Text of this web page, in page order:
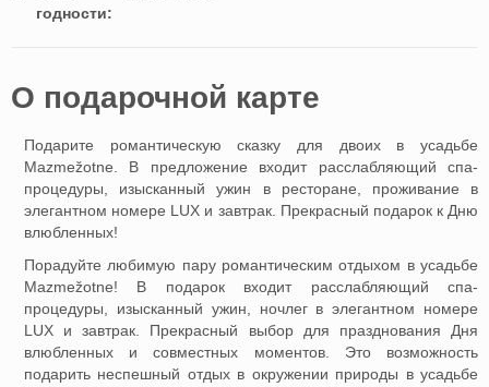
годности:
O подарочной картe
Подарите романтическую сказку для двоих в усадьбе
Mazmežotne. В предложение входит расслабляющий спа-
процедуры, изысканный ужин в ресторане, проживание в
элегантном номере LUX и завтрак. Прекрасный подарок к Дню
влюбленных!
Порадуйте любимую пару романтическим отдыхом в усадьбе
Mazmežotne! В подарок входит расслабляющий спа-
процедуры, изысканный ужин, ночлег в элегантном номере
LUX и завтрак. Прекрасный выбор для празднования Дня
влюбленных и совместных моментов. Это возможность
подарить неспешный отдых в окружении природы в усадьбе